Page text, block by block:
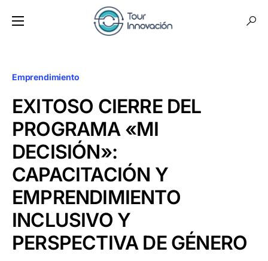
Emprendimiento
EXITOSO CIERRE DEL
PROGRAMA «MI
DECISIÓN»:
CAPACITACIÓN Y
EMPRENDIMIENTO
INCLUSIVO Y
PERSPECTIVA DE GÉNERO